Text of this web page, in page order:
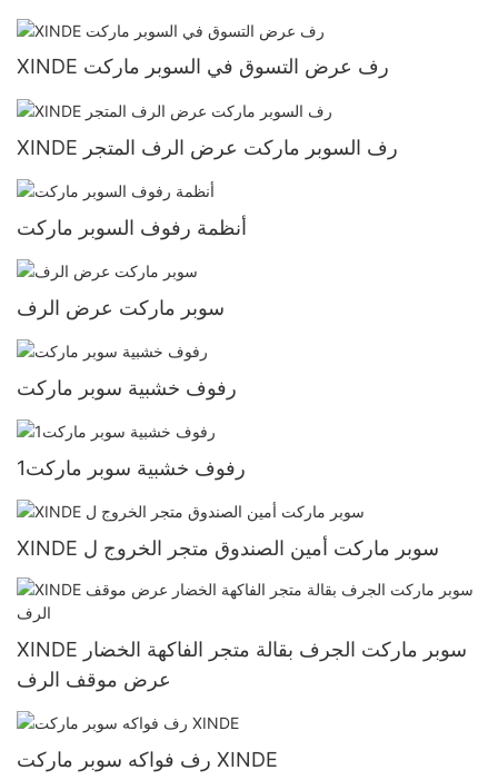
XINDE رف عرض التسوق في السوبر ماركت
XINDE رف السوبر ماركت عرض الرف المتجر
أنظمة رفوف السوبر ماركت
سوبر ماركت عرض الرف
رفوف خشبية سوبر ماركت
رفوف خشبية سوبر ماركت1
XINDE سوبر ماركت أمين الصندوق متجر الخروج ل
XINDE سوبر ماركت الجرف بقالة متجر الفاكهة الخضار
عرض موقف الرف
رف فواكه سوبر ماركت XINDE